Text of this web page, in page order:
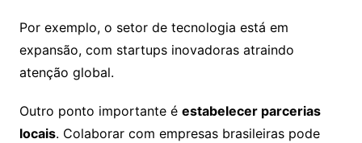
Por exemplo, o setor de tecnologia está em
expansão, com startups inovadoras atraindo
atenção global.
Outro ponto importante é estabelecer parcerias
locais. Colaborar com empresas brasileiras pode